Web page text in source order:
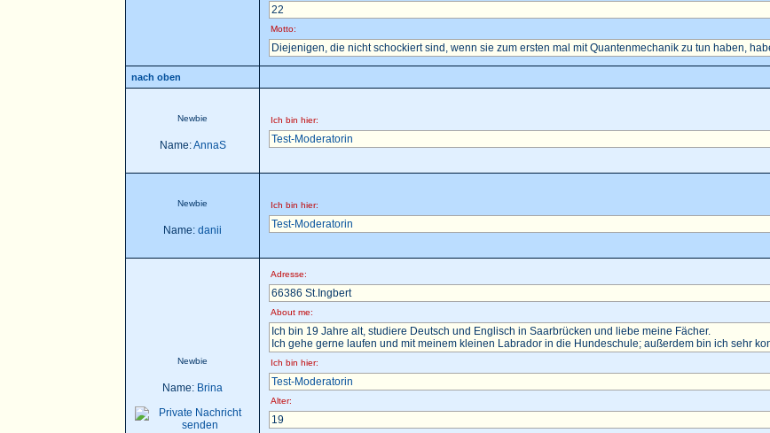
22
Motto:
Diejenigen, die nicht schockiert sind, wenn sie zum ersten mal mit Quantenmechanik zu tun haben,
nach oben
Newbie
Name:AnnaS
Ich bin hier:
Test-Moderatorin
Newbie
Name: danii
Ich bin hier:
Test-Moderatorin
Newbie
Name: Brina
Adresse:
66386 St.Ingbert
About me:
Ich bin 19 Jahre alt, studiere Deutsch und Englisch in Saarbrücken und liebe meine Fächer.
Ich gehe gerne laufen und mit meinem kleinen Labrador in die Hundeschule; außerdem bin ich sehr
Ich bin hier:
Test-Moderatorin
Alter:
19